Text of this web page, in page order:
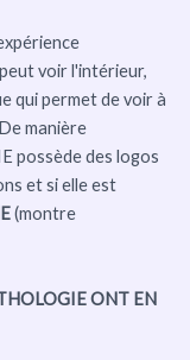
voir l'intérieur,
qui permet de voir à
manière
possède des logos
et si elle est
(montre
ONT EN